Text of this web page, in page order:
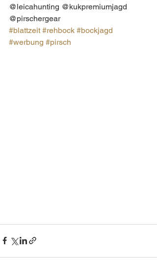
@leicahunting @kukpremiumjagd
@pirschergear
#blattzeit #rehbock #bockjagd
#werbung #pirsch